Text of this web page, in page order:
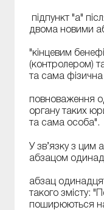
підпункт "а"
двома новими
"кінцевим
(контролером)
та сама
повноваження
органу таких
та сама особа".
У зв’язку з цим
абзацом
абзац
такого змісту:
поширюються на